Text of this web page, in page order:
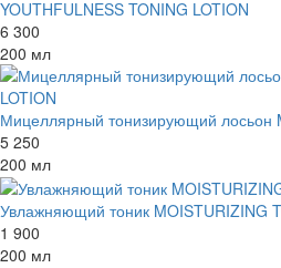
YOUTHFULNESS TONING LOTION
6 300
200 мл
Мицеллярный тонизирующий лосьон
5 250
200 мл
Увлажняющий тоник MOISTURIZING
1 900
200 мл